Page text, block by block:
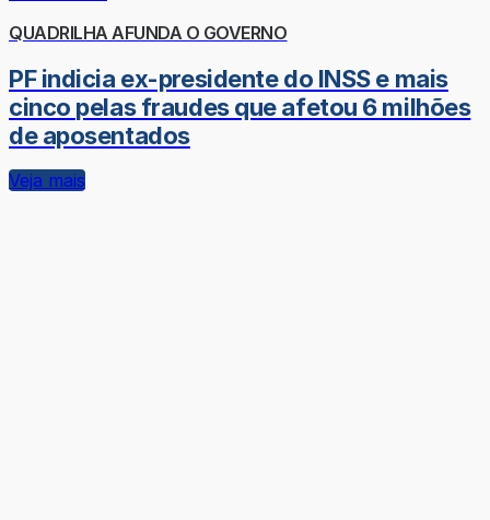
QUADRILHA AFUNDA O GOVERNO
PF indicia ex-presidente do INSS e mais
cinco pelas fraudes que afetou 6 milhões
de aposentados
Veja mais